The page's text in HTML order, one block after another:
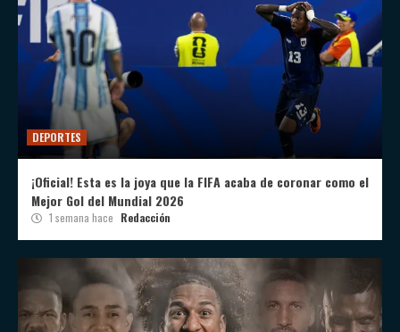
DEPORTES
¡Oficial! Esta es la joya que la FIFA acaba de coronar como el
Mejor Gol del Mundial 2026
1 semana hace Redacción